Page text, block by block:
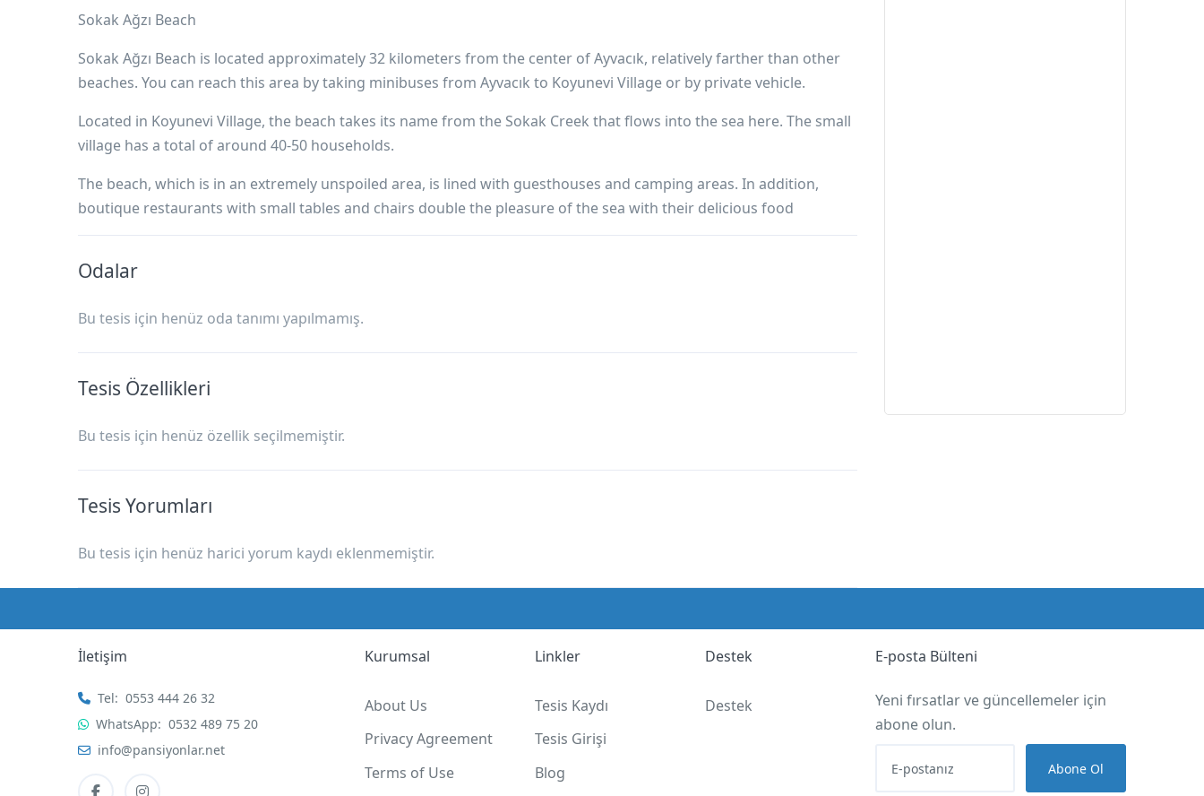
Sokak Ağzı Beach
Sokak Ağzı Beach is located approximately 32 kilometers from the center of Ayvacık, relatively farther than other
beaches. You can reach this area by taking minibuses from Ayvacık to Koyunevi Village or by private vehicle.
Located in Koyunevi Village, the beach takes its name from the Sokak Creek that flows into the sea here. The small
village has a total of around 40-50 households.
The beach, which is in an extremely unspoiled area, is lined with guesthouses and camping areas. In addition,
boutique restaurants with small tables and chairs double the pleasure of the sea with their delicious food
Odalar
Bu tesis için henüz oda tanımı yapılmamış.
Tesis Özellikleri
Bu tesis için henüz özellik seçilmemiştir.
Tesis Yorumları
Bu tesis için henüz harici yorum kaydı eklenmemiştir.
İletişim
Tel: 0553 444 26 32
WhatsApp: 0532 489 75 20
info@pansiyonlar.net
Kurumsal
About Us
Privacy Agreement
Terms of Use
Linkler
Tesis Kaydı
Tesis Girişi
Blog
Destek
Destek
E-posta Bülteni
Yeni fırsatlar ve güncellemeler için
abone olun.
Abone Ol